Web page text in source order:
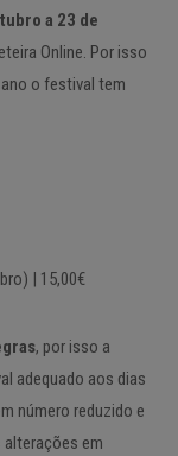
a 23 de
Online. Por isso
o festival tem
| 15,00€
, por isso a
adequado aos dias
número reduzido e
em